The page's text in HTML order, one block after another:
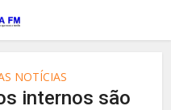
NOTÍCIAS
internos são